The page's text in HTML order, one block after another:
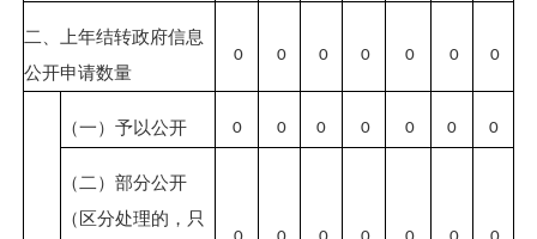
二、上年结转政府信息
公开申请数量
0 0 0 0 0 0 0
（一）予以公开 0 0 0 0 0 0 0
（二）部分公开
（区分处理的，只